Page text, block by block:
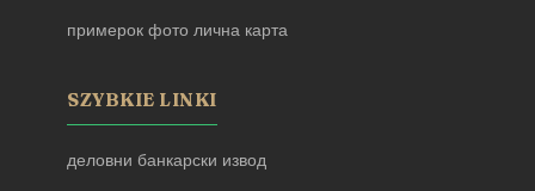
примерок фото лична карта
SZYBKIE LINKI
деловни банкарски извод